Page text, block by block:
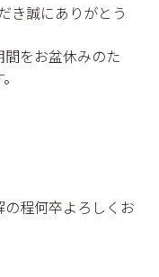
き誠にありがとう
をお盆休みのた
程何卒よろしくお